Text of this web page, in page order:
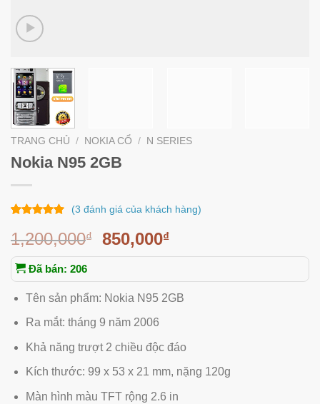
TRANG CHỦ / NOKIA CỔ / N SERIES
Nokia N95 2GB
5 dựa trên
đánh giá
(3 đánh giá của khách hàng)
1,200,000₫ 850,000₫
Đã bán: 206
Tên sản phẩm: Nokia N95 2GB
Ra mắt: tháng 9 năm 2006
Khả năng trượt 2 chiều độc đáo
Kích thước: 99 x 53 x 21 mm, nặng 120g
Màn hình màu TFT rộng 2.6 in